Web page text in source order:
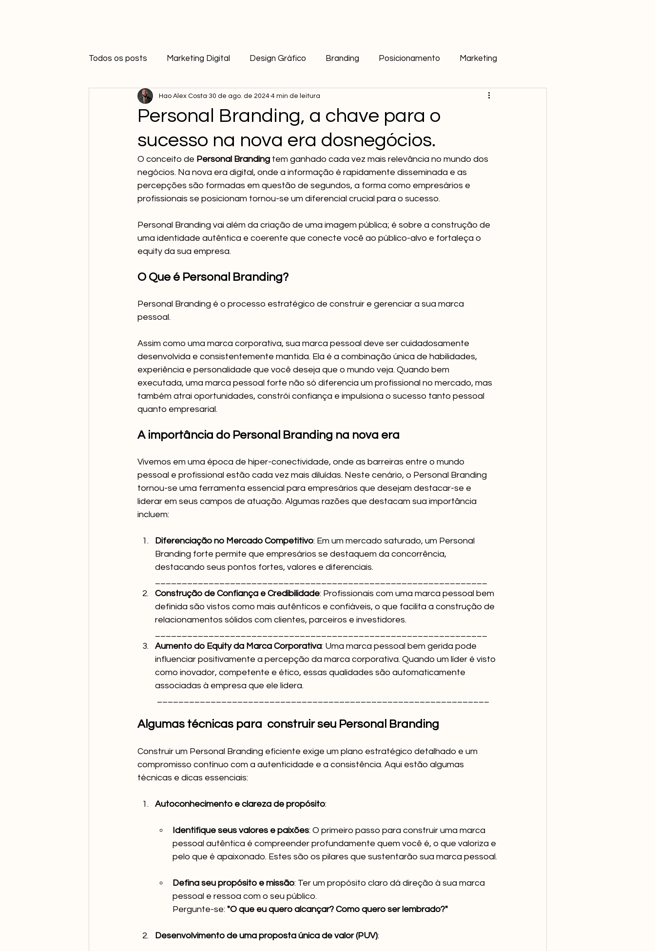
Todos os posts Marketing Digital Design Gráfico Branding Posicionamento Marketing
Diferenciação
Personal Branding, a chave para o
sucesso na nova era dosnegócios.
Hao Alex Costa 30 de ago. de 2024 4 min de leitura
O conceito de Personal Branding tem ganhado cada vez mais relevância no mundo dos
negócios. Na nova era digital, onde a informação é rapidamente disseminada e as
percepções são formadas em questão de segundos, a forma como empresários e
profissionais se posicionam tornou-se um diferencial crucial para o sucesso.
Personal Branding vai além da criação de uma imagem pública; é sobre a construção de
uma identidade autêntica e coerente que conecte você ao público-alvo e fortaleça o
equity da sua empresa.
O Que é Personal Branding?
Personal Branding é o processo estratégico de construir e gerenciar a sua marca
pessoal.
Assim como uma marca corporativa, sua marca pessoal deve ser cuidadosamente
desenvolvida e consistentemente mantida. Ela é a combinação única de habilidades,
experiência e personalidade que você deseja que o mundo veja. Quando bem
executada, uma marca pessoal forte não só diferencia um profissional no mercado, mas
também atrai oportunidades, constrói confiança e impulsiona o sucesso tanto pessoal
quanto empresarial.
A importância do Personal Branding na nova era
Vivemos em uma época de hiper-conectividade, onde as barreiras entre o mundo
pessoal e profissional estão cada vez mais diluídas. Neste cenário, o Personal Branding
tornou-se uma ferramenta essencial para empresários que desejam destacar-se e
liderar em seus campos de atuação. Algumas razões que destacam sua importância
incluem:
Diferenciação no Mercado Competitivo: Em um mercado saturado, um Personal
Branding forte permite que empresários se destaquem da concorrência,
destacando seus pontos fortes, valores e diferenciais.
Construção de Confiança e Credibilidade: Profissionais com uma marca pessoal bem
definida são vistos como mais autênticos e confiáveis, o que facilita a construção de
relacionamentos sólidos com clientes, parceiros e investidores.
Aumento do Equity da Marca Corporativa: Uma marca pessoal bem gerida pode
influenciar positivamente a percepção da marca corporativa. Quando um líder é visto
como inovador, competente e ético, essas qualidades são automaticamente
associadas à empresa que ele lidera.
Algumas técnicas para  construir seu Personal Branding
Construir um Personal Branding eficiente exige um plano estratégico detalhado e um
compromisso contínuo com a autenticidade e a consistência. Aqui estão algumas
técnicas e dicas essenciais:
Autoconhecimento e clareza de propósito:
Identifique seus valores e paixões: O primeiro passo para construir uma marca
pessoal autêntica é compreender profundamente quem você é, o que valoriza e
pelo que é apaixonado. Estes são os pilares que sustentarão sua marca pessoal.
Defina seu propósito e missão: Ter um propósito claro dá direção à sua marca
pessoal e ressoa com o seu público.
Pergunte-se: "O que eu quero alcançar? Como quero ser lembrado?"
Desenvolvimento de uma proposta única de valor (PUV):